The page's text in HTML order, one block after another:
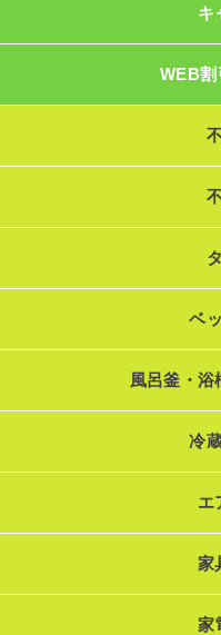
キ
WEB割
ベ
風呂釜・浴
冷
エ
家
家